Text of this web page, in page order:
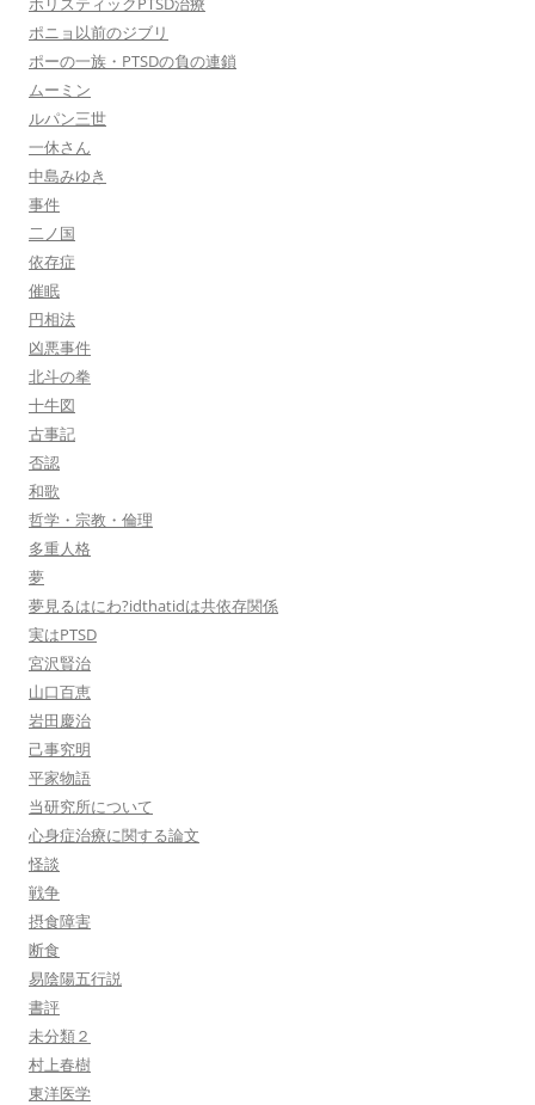
ポニョ以前のジブリ
ポーの一族・PTSDの負の連鎖
ムーミン
ルパン三世
一休さん
中島みゆき
事件
二ノ国
依存症
催眠
円相法
凶悪事件
北斗の拳
十牛図
古事記
否認
和歌
哲学・宗教・倫理
多重人格
夢
夢見るはにわ?idthatidは共依存関係
実はPTSD
宮沢賢治
山口百恵
岩田慶治
己事究明
平家物語
当研究所について
心身症治療に関する論文
怪談
戦争
摂食障害
断食
易陰陽五行説
書評
未分類２
村上春樹
東洋医学